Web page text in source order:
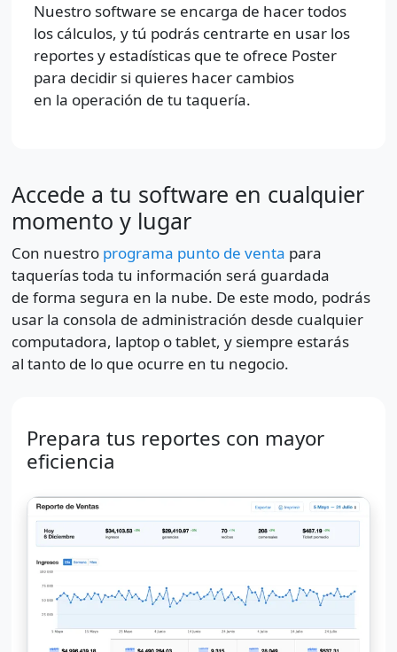
Nuestro software se encarga de hacer todos
los cálculos, y tú podrás centrarte en usar los
reportes y estadísticas que te ofrece Poster
para decidir si quieres hacer cambios
en la operación de tu taquería.
Accede a tu software en cualquier
momento y lugar
Con nuestro programa punto de venta para
taquerías toda tu información será guardada
de forma segura en la nube. De este modo, podrás
usar la consola de administración desde cualquier
computadora, laptop o tablet, y siempre estarás
al tanto de lo que ocurre en tu negocio.
Prepara tus reportes con mayor
eficiencia